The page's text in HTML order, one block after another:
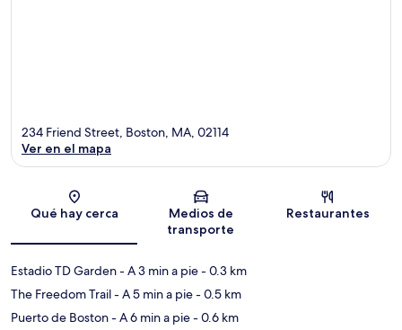
Sección del mapa
234 Friend Street, Boston, MA, 02114
Ver en el mapa
Qué hay cerca
Medios de
transporte
Restaurantes
Estadio TD Garden- A 3 min a pie- 0.3 km
The Freedom Trail- A 5 min a pie- 0.5 km
Puerto de Boston- A 6 min a pie- 0.6 km